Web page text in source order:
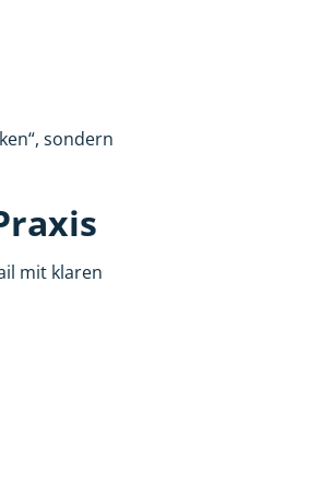
sondern
mit klaren